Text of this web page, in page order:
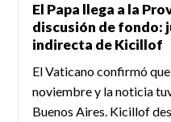
El Papa llega a la
discusión de fondo:
indirecta de Kicillof
El Vaticano confirmó
noviembre y la noticia
Buenos Aires. Kicillof